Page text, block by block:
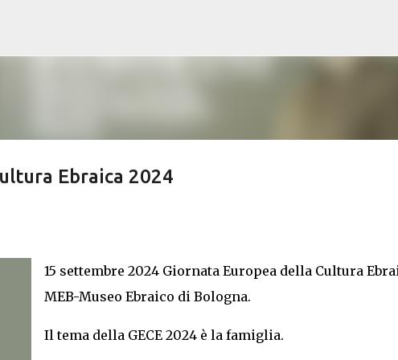
Ebraica 2024
15 settembre 2024 Giornata Europea della Cultura
MEB-Museo Ebraico di Bologna.
Il tema della GECE 2024 è la famiglia.